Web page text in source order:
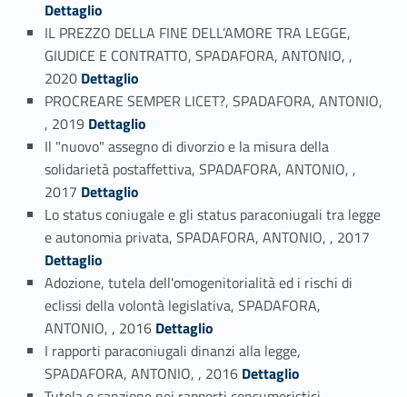
Dettaglio
IL PREZZO DELLA FINE DELL’AMORE TRA LEGGE,
GIUDICE E CONTRATTO, SPADAFORA, ANTONIO, ,
2020 Link identifier #identifier_person_15544-13
Dettaglio
PROCREARE SEMPER LICET?, SPADAFORA, ANTONIO,
, 2019 Link identifier #identifier_person_54945-14
Dettaglio
Il "nuovo" assegno di divorzio e la misura della
solidarietà postaffettiva, SPADAFORA, ANTONIO, ,
2017 Link identifier #identifier_person_119951-15
Dettaglio
Lo status coniugale e gli status paraconiugali tra legge
e autonomia privata, SPADAFORA, ANTONIO, , 2017Link identifier #identifier_person_57716-16
Dettaglio
Adozione, tutela dell'omogenitorialità ed i rischi di
eclissi della volontà legislativa, SPADAFORA,
ANTONIO, , 2016 Link identifier #identifier_person_192696-17
Dettaglio
I rapporti paraconiugali dinanzi alla legge,
SPADAFORA, ANTONIO, , 2016 Link identifier #identifier_person_114388-18
Dettaglio